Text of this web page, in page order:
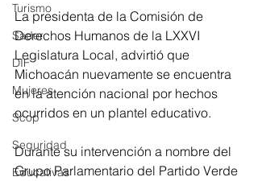
Turismo
Sader
DIF
Mujeres
Scop
Seguridad
Educativas
La presidenta de la Comisión de
Derechos Humanos de la LXXVI
Legislatura Local, advirtió que
Michoacán nuevamente se encuentra
en la atención nacional por hechos
ocurridos en un plantel educativo.
Durante su intervención a nombre del
Grupo Parlamentario del Partido Verde